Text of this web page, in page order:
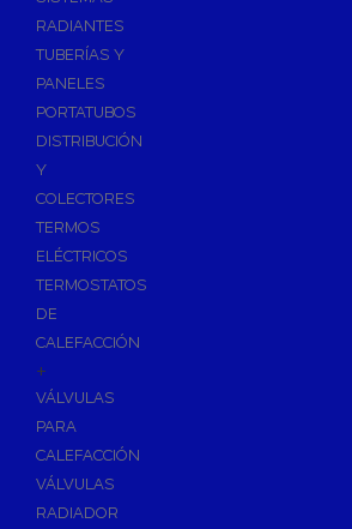
Ósmosis con Depósito
Recambios de Ósmosis
Grifería de Ósmosis
Regulación y Dosificación de Agua
RADIANTES
TUBERÍAS Y
PANELES
PORTATUBOS
DISTRIBUCIÓN
Y
COLECTORES
TERMOS
ELÉCTRICOS
TERMOSTATOS
DE
CALEFACCIÓN
+
VÁLVULAS
PARA
CALEFACCIÓN
VÁLVULAS
RADIADOR